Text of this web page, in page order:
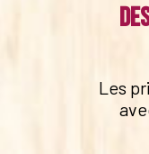
Les